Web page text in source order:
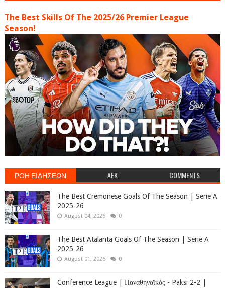
The Best Skills Of The 2025/26 Premier League
Season!
ΡΟΗ ΕΙΔΗΣΕΩΝ AEK COMMENTS
The Best Cremonese Goals Of The Season | Serie A
2025-26
August 04, 2026 0
The Best Atalanta Goals Of The Season | Serie A
2025-26
August 01, 2026 0
Conference League | Παναθηναϊκός - Paksi 2-2 |